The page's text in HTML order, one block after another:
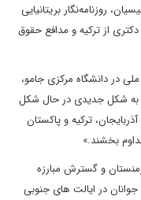
روزنامه‌نگار بریتانیایی
از ترکیه و مدافع حقوق
در دانشگاه مرکزی جامو،
به شکل جدیدی در حال شکل
ترکیه و پاکستان
بخشند.»
و گسترش مبارزه
جوانان در ایالت های جنوبی